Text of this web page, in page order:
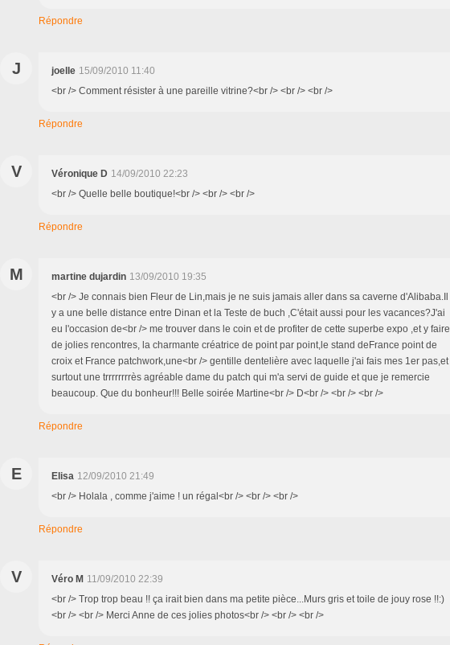
Répondre
J joelle 15/09/2010 11:40
<br /> Comment résister à une pareille vitrine?<br /> <br /> <br />
Répondre
V Véronique D 14/09/2010 22:23
<br /> Quelle belle boutique!<br /> <br /> <br />
Répondre
M martine dujardin 13/09/2010 19:35
<br /> Je connais bien Fleur de Lin,mais je ne suis jamais aller dans sa caverne d'Alibaba.Il
y a une belle distance entre Dinan et la Teste de buch ,C'était aussi pour les vacances?J'ai
eu l'occasion de<br /> me trouver dans le coin et de profiter de cette superbe expo ,et y faire
de jolies rencontres, la charmante créatrice de point par point,le stand deFrance point de
croix et France patchwork,une<br /> gentille dentelière avec laquelle j'ai fais mes 1er pas,et
surtout une trrrrrrrrès agréable dame du patch qui m'a servi de guide et que je remercie
beaucoup. Que du bonheur!!! Belle soirée Martine<br /> D<br /> <br /> <br />
Répondre
E Elisa 12/09/2010 21:49
<br /> Holala , comme j'aime ! un régal<br /> <br /> <br />
Répondre
V Véro M 11/09/2010 22:39
<br /> Trop trop beau !! ça irait bien dans ma petite pièce...Murs gris et toile de jouy rose !!:)
<br /> <br /> Merci Anne de ces jolies photos<br /> <br /> <br />